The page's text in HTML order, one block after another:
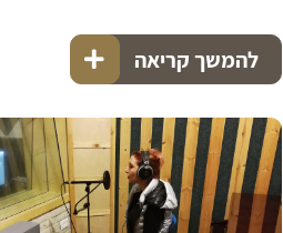
להמשך קריאה